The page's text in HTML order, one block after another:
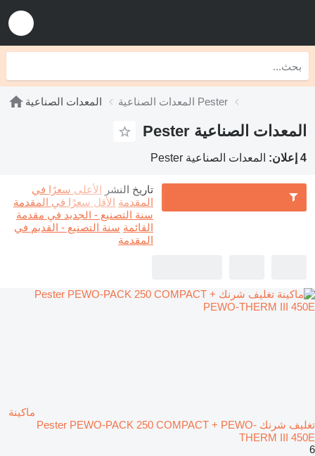
المعدات الصناعية المعدات الصناعية Pester
المعدات الصناعية Pester
4 إعلان: المعدات الصناعية Pester
تاريخ النشر الأعلى سعرًا في
المقدمة الأقل سعرًا في المقدمة
سنة التصنيع - الجديد في مقدمة
القائمة سنة التصنيع - القديم في
المقدمة
ماكينة
تغليف شرنك Pester PEWO-PACK 250 COMPACT + PEWO-
THERM III 450E
6